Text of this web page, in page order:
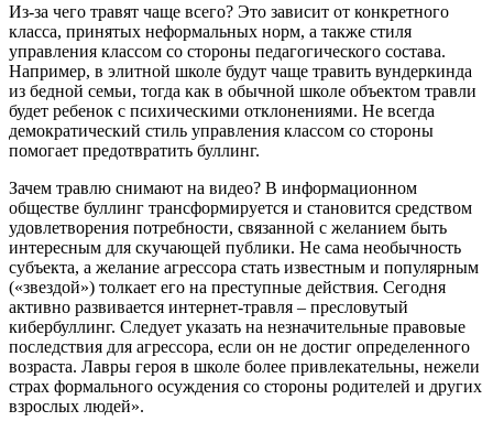
Из-за чего травят чаще всего? Это зависит от конкретного
класса, принятых неформальных норм, а также стиля
управления классом со стороны педагогического состава.
Например, в элитной школе будут чаще травить вундеркинда
из бедной семьи, тогда как в обычной школе объектом травли
будет ребенок с психическими отклонениями. Не всегда
демократический стиль управления классом со стороны
помогает предотвратить буллинг.
Зачем травлю снимают на видео? В информационном
обществе буллинг трансформируется и становится средством
удовлетворения потребности, связанной с желанием быть
интересным для скучающей публики. Не сама необычность
субъекта, а желание агрессора стать известным и популярным
(«звездой») толкает его на преступные действия. Сегодня
активно развивается интернет-травля – пресловутый
кибербуллинг. Следует указать на незначительные правовые
последствия для агрессора, если он не достиг определенного
возраста. Лавры героя в школе более привлекательны, нежели
страх формального осуждения со стороны родителей и других
взрослых людей».